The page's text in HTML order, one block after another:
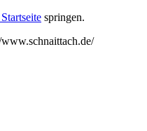
springen.